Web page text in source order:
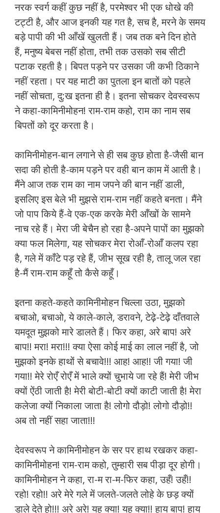
नरक स्वर्ग कहीं कुछ नहीं है, परमेश्वर भी एक धोखे की
टट्टी है, और आज इनकी यह गत है, सच है, मरने के समय
बड़े पापी की भी आँखें खुलती हैं। जब तक बने दिन होते
हैं, मनुष्य बेबस नहीं होता, तभी तक उसको सब सीटी
पटाक रहती है। बिपत पड़ने पर उसका जी कभी ठिकाने
नहीं रहता। पर यह माटी का पुतला इन बातों को पहले
नहीं सोचता, दु:ख इतना ही है। इतना सोचकर देवस्वरूप
ने कहा-कामिनीमोहन! राम-राम कहो, राम का नाम सब
बिपतों को दूर करता है।
कामिनीमोहन-बान लगाने से ही सब कुछ होता है-जैसी बान
सदा की होती है-काम पड़ने पर वही बान काम में आती है।
मैंने आज तक राम का नाम जपने की बान नहीं डाली,
इसलिए इस बेले भी मुझसे राम-राम नहीं कहते बनता। मैंने
जो पाप किये हैं-वे एक-एक करके मेरी आँखों के सामने
नाच रहे हैं। मेरा जी बेचैन हो रहा है-अपने पापों का मुझको
क्या फल मिलेगा, यह सोचकर मेरा रोआँ-रोआँ कलप रहा
है, गले में काँटे पड़ रहे हैं, जीभ सूख रही है, तालू जल रहा
है-मैं राम-राम कहूँ तो कैसे कहूँ।
इतना कहते-कहते कामिनीमोहन चिल्ला उठा, मुझको
बचाओ, बचाओ, ये काले-काले, डरावने, टेढ़े-टेढ़े दाँतवाले
यमदूत मुझको मारे डालते हैं। फिर कहा, अरे बाप! अरे
बाप!! मरा! मरा!!! क्या ऐसा कोई माई का लाल नहीं है, जो
मुझको इनके हाथों से बचावे!!! आह! आह!! जी गया! जी
गया!! मेरे रोएँ रोएँ में भाले क्यों चुभाये जा रहे हैं! मेरी जीभ
क्यों ऐंठी जाती है! मेरी बोटी-बोटी क्यों काटी जाती है! मेरा
कलेजा क्यों निकाला जाता है! लोगो दौड़ो! लोगो दौड़ो!!
अब तो नहीं सहा जाता!!!
देवस्वरूप ने कामिनीमोहन के सर पर हाथ रखकर कहा-
कामिनीमोहन! राम-राम कहो, तुम्हारी सब पीड़ा दूर होगी।
कामिनीमोहन ने कहा, रा-म रा-म-फिर कहा, उहँ! उहँ!!
रहो! रहो!! अरे मेरे गले में जलते-जलते लोहे के छड़ क्यों
डाले देते हो!!! अरे अरे! यह क्या! यह क्या!! हाय बाप! हाय